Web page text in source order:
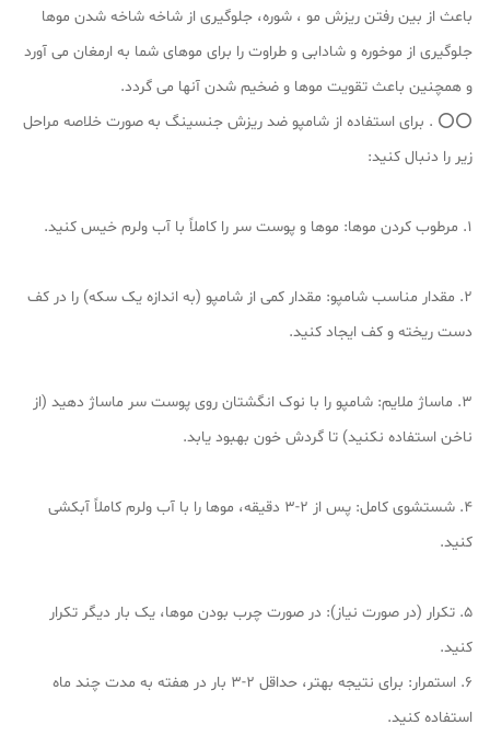
باعث از بین رفتن ریزش مو ، شوره، جلوگیری از شاخه شاخه شدن موها
جلوگیری از موخوره و شادابی و طراوت را برای موهای شما به ارمغان می آورد
و همچنین باعث تقویت موها و ضخیم شدن آنها می گردد.
⭕️⭕️ . برای استفاده از شامپو ضد ریزش جنسینگ به صورت خلاصه مراحل
زیر را دنبال کنید:
1. مرطوب کردن موها: موها و پوست سر را کاملاً با آب ولرم خیس کنید.
2. مقدار مناسب شامپو: مقدار کمی از شامپو (به اندازه یک سکه) را در کف
دست ریخته و کف ایجاد کنید.
3. ماساژ ملایم: شامپو را با نوک انگشتان روی پوست سر ماساژ دهید (از
ناخن استفاده نکنید) تا گردش خون بهبود یابد.
4. شستشوی کامل: پس از ۲-۳ دقیقه، موها را با آب ولرم کاملاً آبکشی
کنید.
5. تکرار (در صورت نیاز): در صورت چرب بودن موها، یک بار دیگر تکرار
کنید.
6. استمرار: برای نتیجه بهتر، حداقل ۲-۳ بار در هفته به مدت چند ماه
استفاده کنید.